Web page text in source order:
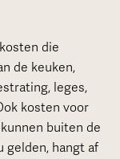
die
de keuken,
leges,
kosten voor
buiten de
gelden, hangt af